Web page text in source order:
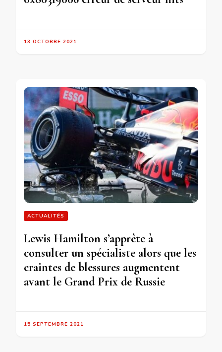
13 OCTOBRE 2021
ACTUALITÉS
Lewis Hamilton s’apprête à
consulter un spécialiste alors que les
craintes de blessures augmentent
avant le Grand Prix de Russie
15 SEPTEMBRE 2021